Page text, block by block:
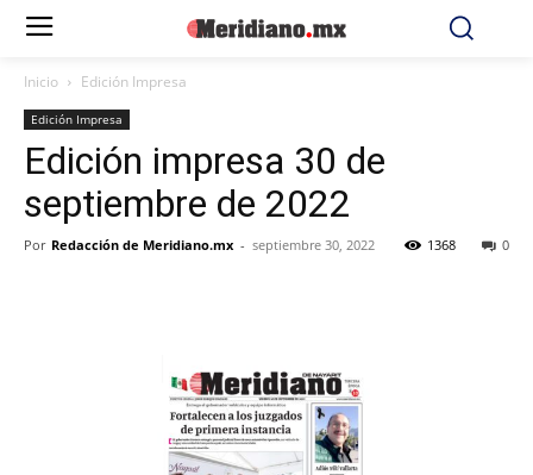
Inicio Edición Impresa
Edición Impresa
Edición impresa 30 de
septiembre de 2022
Por Redacción de Meridiano.mx - septiembre 30, 2022 0
1368